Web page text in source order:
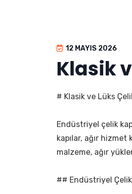
12 MAYIS 2026
Klasik
# Klasik ve Lüks
Endüstriyel çelik
kapılar, ağır hizmet
malzeme, ağır
## Endüstriyel Çelik